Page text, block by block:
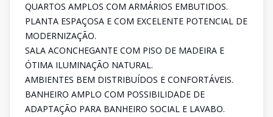
QUARTOS AMPLOS COM ARMÁRIOS EMBUTIDOS.
PLANTA ESPAÇOSA E COM EXCELENTE POTENCIAL DE
MODERNIZAÇÃO.
SALA ACONCHEGANTE COM PISO DE MADEIRA E
ÓTIMA ILUMINAÇÃO NATURAL.
AMBIENTES BEM DISTRIBUÍDOS E CONFORTÁVEIS.
BANHEIRO AMPLO COM POSSIBILIDADE DE
ADAPTAÇÃO PARA BANHEIRO SOCIAL E LAVABO.